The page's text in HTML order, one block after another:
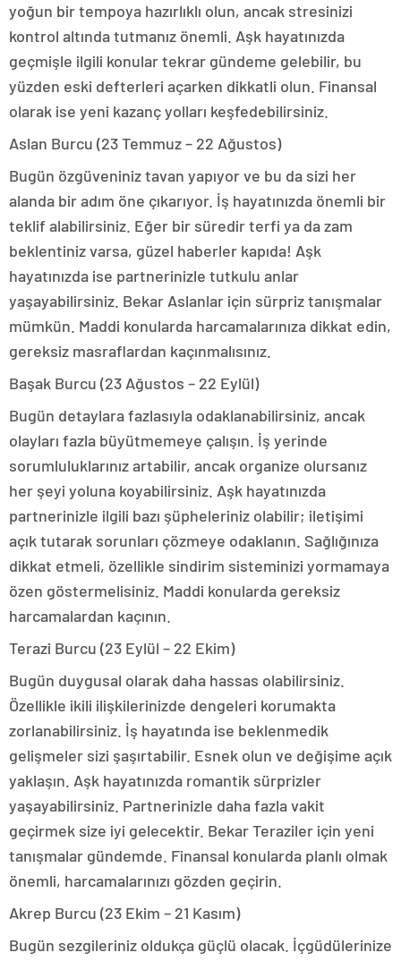
yoğun bir tempoya hazırlıklı olun, ancak stresinizi
kontrol altında tutmanız önemli. Aşk hayatınızda
geçmişle ilgili konular tekrar gündeme gelebilir, bu
yüzden eski defterleri açarken dikkatli olun. Finansal
olarak ise yeni kazanç yolları keşfedebilirsiniz.
Aslan Burcu (23 Temmuz – 22 Ağustos)
Bugün özgüveniniz tavan yapıyor ve bu da sizi her
alanda bir adım öne çıkarıyor. İş hayatınızda önemli bir
teklif alabilirsiniz. Eğer bir süredir terfi ya da zam
beklentiniz varsa, güzel haberler kapıda! Aşk
hayatınızda ise partnerinizle tutkulu anlar
yaşayabilirsiniz. Bekar Aslanlar için sürpriz tanışmalar
mümkün. Maddi konularda harcamalarınıza dikkat edin,
gereksiz masraflardan kaçınmalısınız.
Başak Burcu (23 Ağustos – 22 Eylül)
Bugün detaylara fazlasıyla odaklanabilirsiniz, ancak
olayları fazla büyütmemeye çalışın. İş yerinde
sorumluluklarınız artabilir, ancak organize olursanız
her şeyi yoluna koyabilirsiniz. Aşk hayatınızda
partnerinizle ilgili bazı şüpheleriniz olabilir; iletişimi
açık tutarak sorunları çözmeye odaklanın. Sağlığınıza
dikkat etmeli, özellikle sindirim sisteminizi yormamaya
özen göstermelisiniz. Maddi konularda gereksiz
harcamalardan kaçının.
Terazi Burcu (23 Eylül – 22 Ekim)
Bugün duygusal olarak daha hassas olabilirsiniz.
Özellikle ikili ilişkilerinizde dengeleri korumakta
zorlanabilirsiniz. İş hayatında ise beklenmedik
gelişmeler sizi şaşırtabilir. Esnek olun ve değişime açık
yaklaşın. Aşk hayatınızda romantik sürprizler
yaşayabilirsiniz. Partnerinizle daha fazla vakit
geçirmek size iyi gelecektir. Bekar Teraziler için yeni
tanışmalar gündemde. Finansal konularda planlı olmak
önemli, harcamalarınızı gözden geçirin.
Akrep Burcu (23 Ekim – 21 Kasım)
Bugün sezgileriniz oldukça güçlü olacak. İçgüdülerinize